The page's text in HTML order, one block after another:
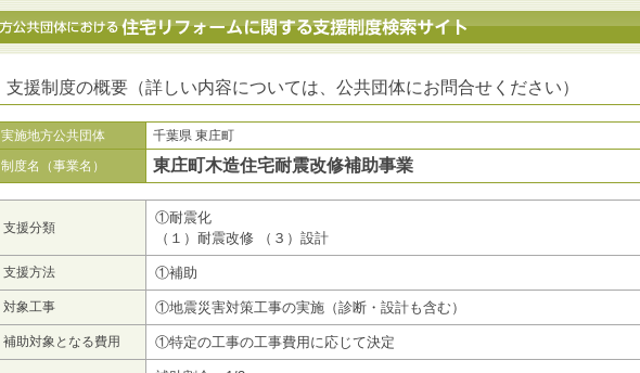
支援制度の概要（詳しい内容については、公共団体にお問合せください）
実施地方公共団体
千葉県 東庄町
制度名（事業名）
東庄町木造住宅耐震改修補助事業
支援分類
①耐震化
（１）耐震改修 （３）設計
支援方法 ①補助
対象工事 ①地震災害対策工事の実施（診断・設計も含む）
補助対象となる費用 ①特定の工事の工事費用に応じて決定